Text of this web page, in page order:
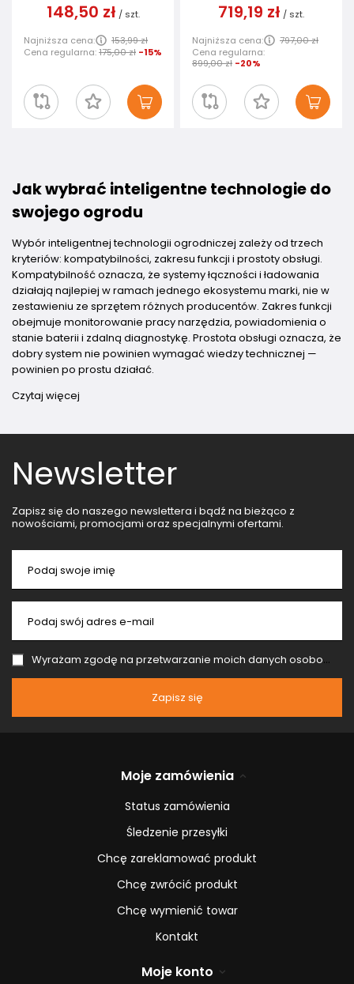
148,50 zł / szt.
Najniższa cena:
153,99 zł
Cena regularna:175,00 zł -15%
719,19 zł / szt.
Najniższa cena:
797,00 zł
Cena regularna:
899,00 zł -20%
Jak wybrać inteligentne technologie do
swojego ogrodu
Wybór inteligentnej technologii ogrodniczej zależy od trzech
kryteriów: kompatybilności, zakresu funkcji i prostoty obsługi.
Kompatybilność oznacza, że systemy łączności i ładowania
działają najlepiej w ramach jednego ekosystemu marki, nie w
zestawieniu ze sprzętem różnych producentów. Zakres funkcji
obejmuje monitorowanie pracy narzędzia, powiadomienia o
stanie baterii i zdalną diagnostykę. Prostota obsługi oznacza, że
dobry system nie powinien wymagać wiedzy technicznej —
powinien po prostu działać.
Czytaj więcej
Newsletter
Zapisz się do naszego newslettera i bądź na bieżąco z
nowościami, promocjami oraz specjalnymi ofertami.
Podaj swoje imię
Podaj swój adres e-mail
Wyrażam zgodę na przetwarzanie moich danych osobowych (adres e-mail) na potrzeby wysyłki newslettera z informacją handlową (marketing). Więcej w
Zapisz się
Moje zamówienia
Status zamówienia
Śledzenie przesyłki
Chcę zareklamować produkt
Chcę zwrócić produkt
Chcę wymienić towar
Kontakt
Moje konto